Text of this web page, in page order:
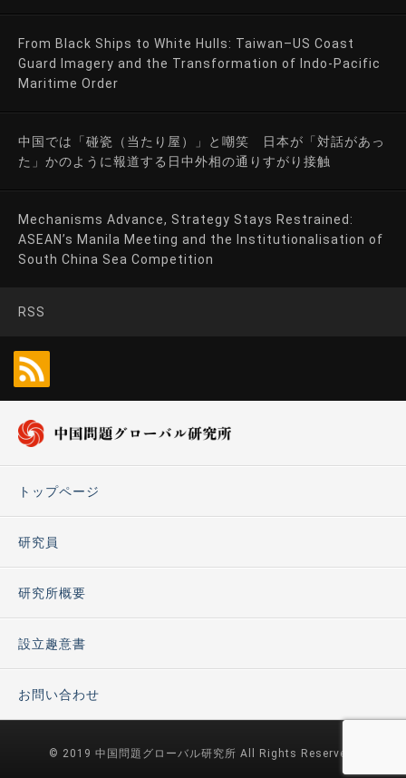
From Black Ships to White Hulls: Taiwan–US Coast
Guard Imagery and the Transformation of Indo-Pacific
Maritime Order
中国では「碰瓷（当たり屋）」と嘲笑 日本が「対話があっ
た」かのように報道する日中外相の通りすがり接触
Mechanisms Advance, Strategy Stays Restrained:
ASEAN’s Manila Meeting and the Institutionalisation of
South China Sea Competition
RSS
トップページ
研究員
研究所概要
設立趣意書
お問い合わせ
© 2019 中国問題グローバル研究所 All Rights Reserved.